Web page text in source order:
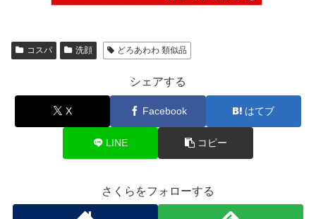
コスパ 洗顔 どろあわわ 類似品
シェアする
X Facebook はてブ
LINE コピー
さくらをフォローする